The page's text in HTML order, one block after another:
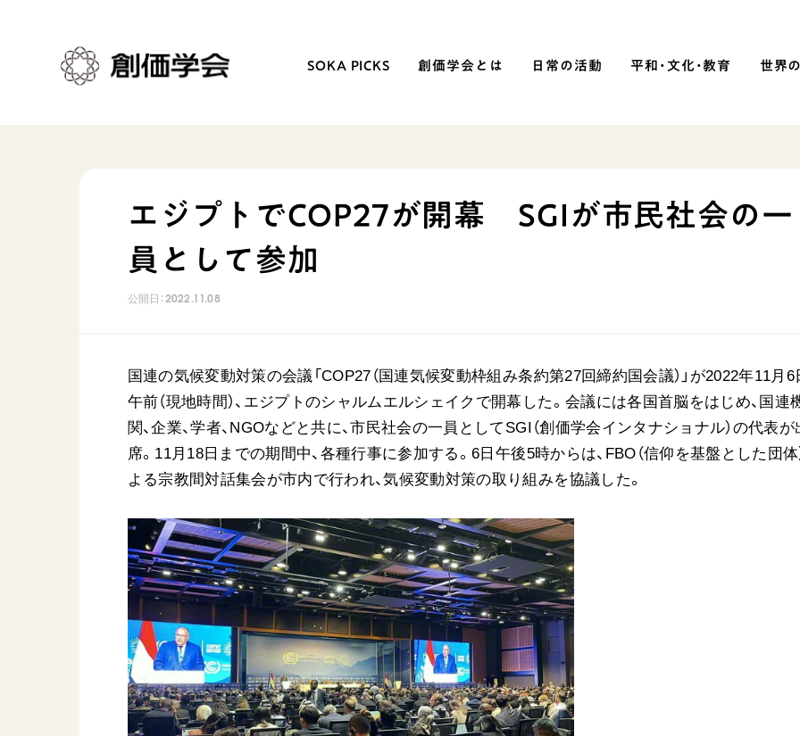
SOKA PICKS 創価学会とは 日常の活動 平和・文化・教育 世界
自他共の幸福
第3代会長・池田大作先生
朝晩の祈り（勤行・唱題）
世界の創価学会
各国ウェブサイト
世界の創価学会の歴史
基本情報
会員サポート
座談会御書ｅ講義
小説『新・人間革命』『人間革命』
＜関連リンク＞
創価学会総本部
墓地公園・納骨堂
聖教電子版
聖教ブックストア
soka youth media
エジプトでCOP27が開幕 SGIが市民社会の一
員として参加
公開日：2022.11.08
国連の気候変動対策の会議「COP27（国連気候変動枠組み条約第27回締約国会議）」が2022年11月6
午前（現地時間）、エジプトのシャルムエルシェイクで開幕した。会議には各国首脳をはじめ、国連
関、企業、学者、NGOなどと共に、市民社会の一員としてSGI（創価学会インタナショナル）の代表が
席。11月18日までの期間中、各種行事に参加する。6日午後5時からは、FBO（信仰を基盤とした団体
よる宗教間対話集会が市内で行われ、気候変動対策の取り組みを協議した。